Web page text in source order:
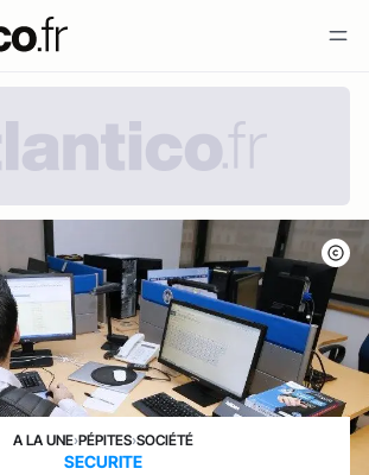
A LA UNE›PÉPITES›SOCIÉTÉ
SECURITE